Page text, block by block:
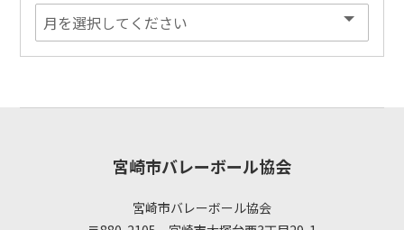
宮崎市バレーボール協会
宮崎市バレーボール協会